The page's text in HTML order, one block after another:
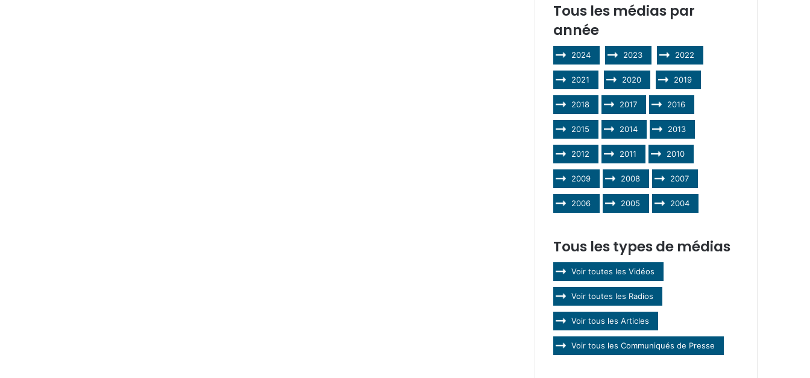
Tous les médias par
année
2024 2023 2022
2021 2020 2019
2018 2017 2016
2015 2014 2013
2012 2011 2010
2009 2008 2007
2006 2005 2004
Tous les types de médias
Voir toutes les Vidéos
Voir toutes les Radios
Voir tous les Articles
Voir tous les Communiqués de Presse